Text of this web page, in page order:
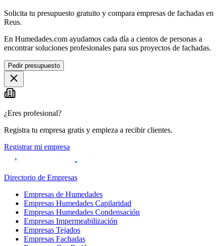
Solicita tu presupuesto gratuito y compara empresas de fachadas en
Reus.
En Humedades.com ayudamos cada día a cientos de personas a
encontrar soluciones profesionales para sus proyectos de fachadas.
Pedir presupuesto
¿Eres profesional?
Registra tu empresa gratis y empieza a recibir clientes.
Registrar mi empresa
Directorio de Empresas
Empresas de Humedades
Empresas Humedades Capilaridad
Empresas Humedades Condensación
Empresas Impermeabilización
Empresas Tejados
Empresas Fachadas